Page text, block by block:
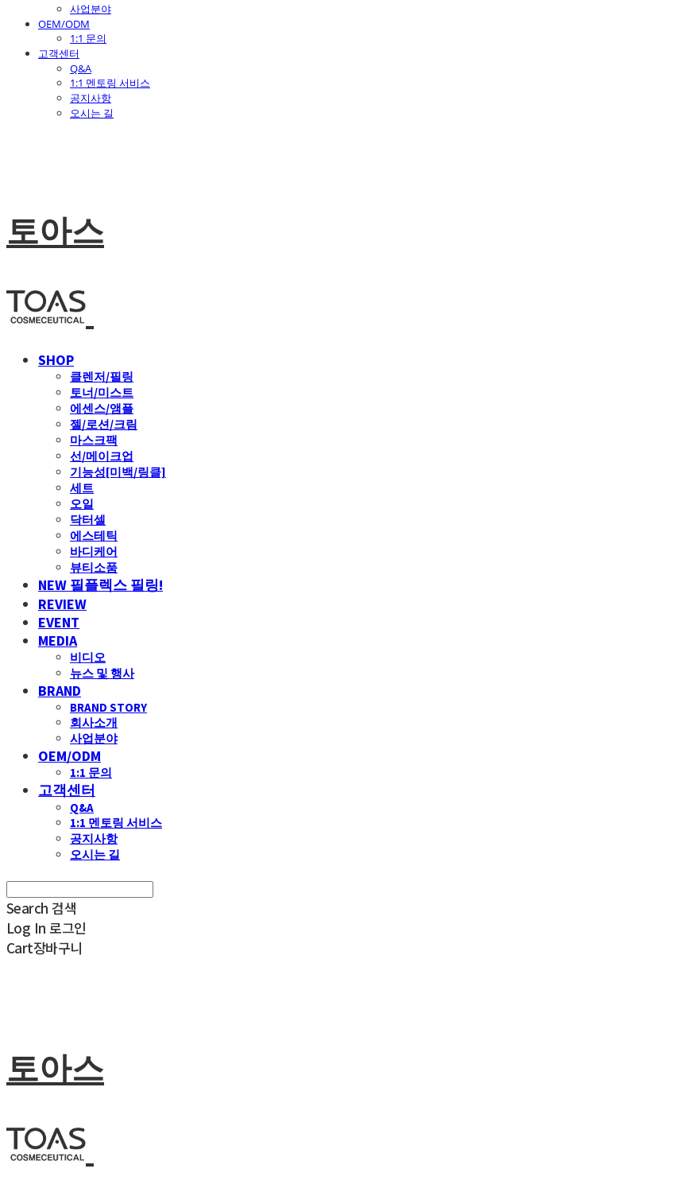
사업분야
OEM/ODM
1:1 문의
고객센터
Q&A
1:1 멘토링 서비스
공지사항
오시는 길
토아스
SHOP
클렌저/필링
토너/미스트
에센스/앰플
젤/로션/크림
마스크팩
선/메이크업
기능성[미백/링클]
세트
오일
닥터셀
에스테틱
바디케어
뷰티소품
NEW 필플렉스 필링!
REVIEW
EVENT
MEDIA
비디오
뉴스 및 행사
BRAND
BRAND STORY
회사소개
사업분야
OEM/ODM
1:1 문의
고객센터
Q&A
1:1 멘토링 서비스
공지사항
오시는 길
Search 검색
Log In 로그인
Cart장바구니
토아스